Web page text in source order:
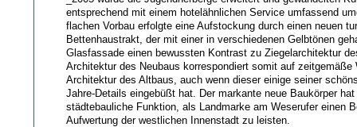
entsprechend mit einem hotelähnlichen Service umfassend
flachen Vorbau erfolgte eine Aufstockung durch einen neuen
Bettenhaustrakt, der mit einer in verschiedenen Gelbtönen
Glasfassade einen bewussten Kontrast zu Ziegelarchitektur
Architektur des Neubaus korrespondiert somit auf zeitgemäße
Architektur des Altbaus, auch wenn dieser einige seiner
Jahre-Details eingebüßt hat. Der markante neue Baukörper
städtebauliche Funktion, als Landmarke am Weserufer einen
Aufwertung der westlichen Innenstadt zu leisten.